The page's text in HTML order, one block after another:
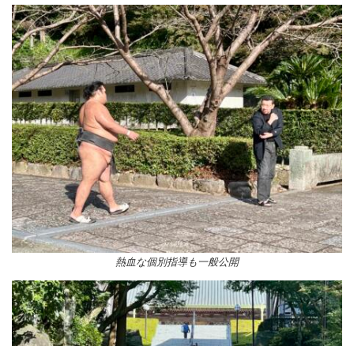
熱血な個別指導も一般公開